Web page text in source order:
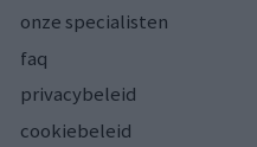
onze specialisten
faq
privacybeleid
cookiebeleid